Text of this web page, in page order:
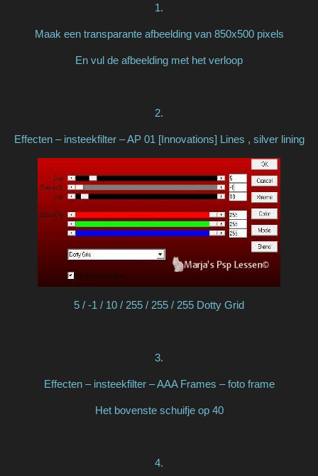
1.
Maak een transparante afbeelding van 850x500 pixels
En vul de afbeelding met het verloop
2.
Effecten – insteekfilter – AP 01 [Innovations] Lines , silver lining
5 / -1 / 10 / 255 / 255 / 255 Dotty Grid
3.
Effecten – insteekfilter – AAA Frames – foto frame
Het bovenste schuifje op 40
4.